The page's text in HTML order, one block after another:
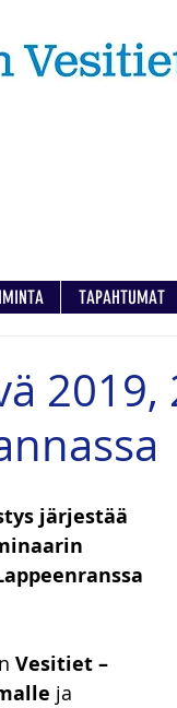
TAPAHTUMAT
2019,
järjestää
Vesitiet –
ja